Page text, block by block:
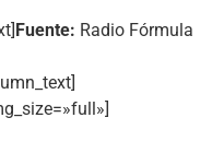
Fuente: Radio Fórmula